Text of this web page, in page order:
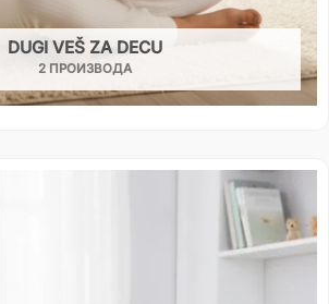
DUGI VEŠ ZA DECU
2 ПРОИЗВОДА